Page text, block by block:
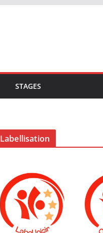
STAGES
Labellisation